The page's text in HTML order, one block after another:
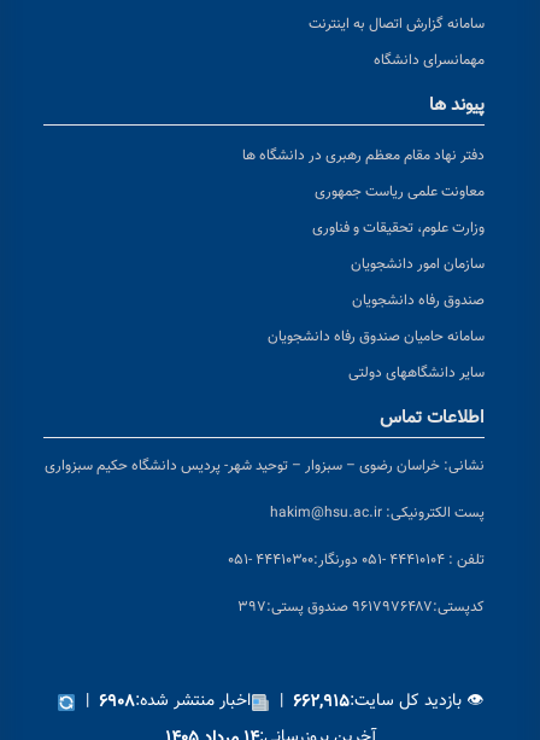
سامانه گزارش اتصال به اینترنت
مهمانسرای دانشگاه
پیوند ها
دفتر نهاد مقام معظم رهبری در دانشگاه ها
معاونت علمی ریاست جمهوری
وزارت علوم، تحقیقات و فناوری
سازمان امور دانشجویان
صندوق رفاه دانشجویان
سامانه حامیان صندوق رفاه دانشجویان
سایر دانشگاههای دولتی
اطلاعات تماس
نشانی: خراسان رضوی – سبزوار – توحید شهر- پردیس دانشگاه حکیم سبزواری
پست الکترونیکی: hakim@hsu.ac.ir
تلفن : ۴۴۴۱۰۱۰۴ -۰۵۱ دورنگار:۴۴۴۱۰۳۰۰ -۰۵۱
کدپستی:۹۶۱۷۹۷۶۴۸۷ صندوق پستی:۳۹۷
👁 بازدید کل سایت:۶۶۲,۹۱۵ | اخبار منتشر شده:۶۹۰۸ |